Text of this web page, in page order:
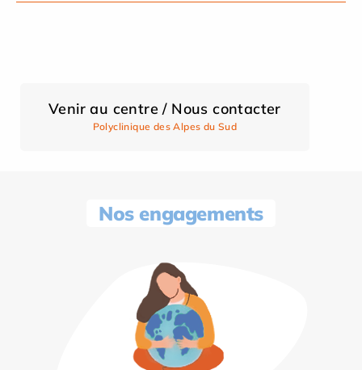
Venir au centre / Nous contacter
Polyclinique des Alpes du Sud
Nos engagements